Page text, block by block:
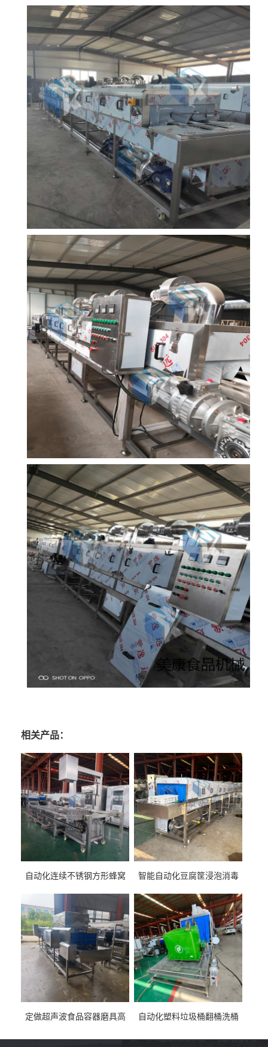
相关产品：
自动化连续不锈钢方形蜂窝
蒸煮设备
智能自动化豆腐筐浸泡消毒
刷洗设备
定做超声波食品容器磨具高
自动化塑料垃圾桶翻桶洗桶